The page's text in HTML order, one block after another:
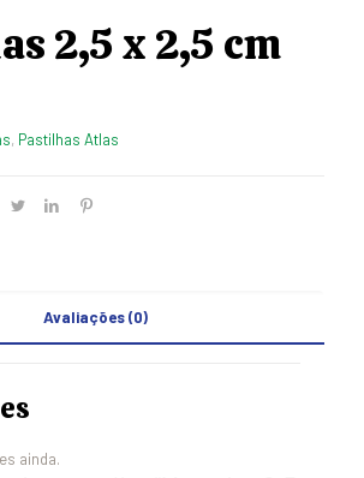
2,5 x 2,5 cm
, Pastilhas Atlas
Avaliações (0)
ainda.